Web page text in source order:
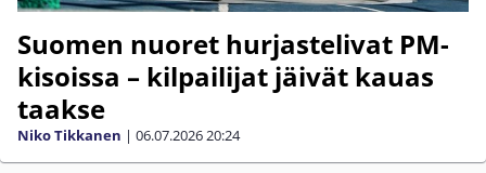
Suomen nuoret hurjastelivat PM-
kisoissa – kilpailijat jäivät kauas
taakse
Niko Tikkanen | 06.07.202620:24